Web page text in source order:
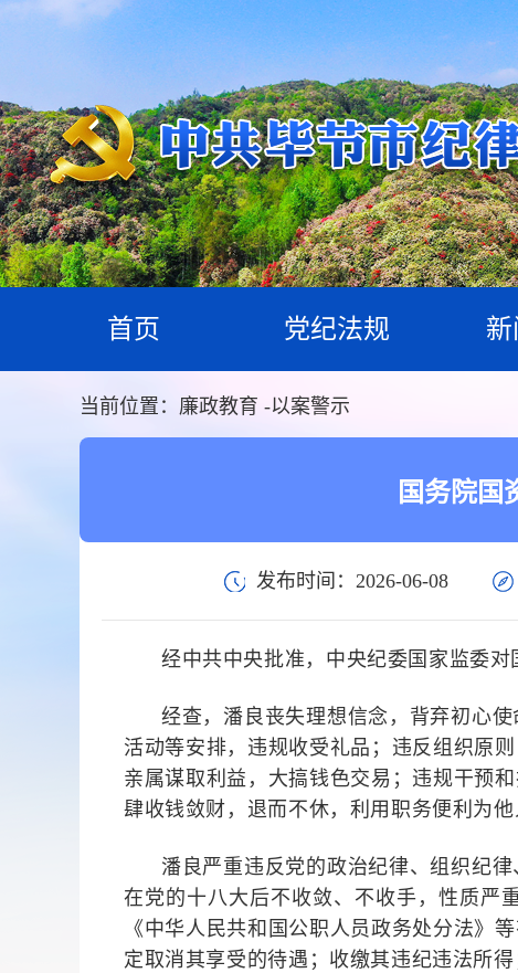
首页 党纪法规
当前位置： 廉政教育 -以案警示
国务院国
发布时间：2026-06-08
经中共中央批准，中央纪委国家监委对
经查， 潘良丧失理想信念，背弃初心
活动等安排，违规收受礼品；违反组织原
亲属谋取利益，大搞钱色交易；违规干预
肆收钱敛财，退而不休，利用职务便利为他
潘良严重违反党的政治纪律、 组织纪律
在党的十八大后不收敛、不收手，性质严
《中华人民共和国公职人员政务处分法》
定取消其享受的待遇； 收缴其违纪违法所